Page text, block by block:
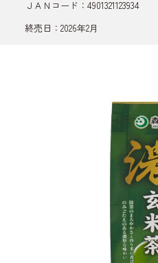
ＪＡＮコード：4901321123934
終売日：2026年2月